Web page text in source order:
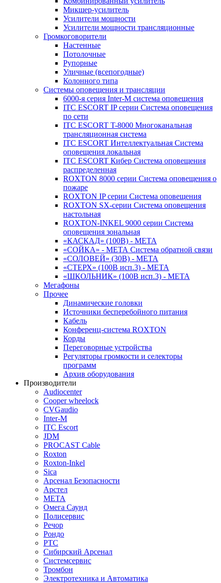
Микшер-усилитель
Усилители мощности
Усилители мощности трансляционные
Громкоговорители
Настенные
Потолочные
Рупорные
Уличные (всепогодные)
Колонного типа
Системы оповещения и трансляции
6000-я серия Inter-M система оповещения
ITC ESCORT IP серии Система оповещения
по сети
ITC ESCORT T-8000 Многоканальная
трансляционная система
ITC ESCORT Интеллектуальная Система
оповещения локальная
ITC ESCORT Кибер Система оповещения
распределенная
ROXTON 8000 серии Система оповещения о
пожаре
ROXTON IP серии Система оповещения
ROXTON SX-серии Система оповещения
настольная
ROXTON-INKEL 9000 серии Система
оповещения зональная
«КАСКАД» (100В) - МЕТА
«СОЙКА» - МЕТА Система обратной связи
«СОЛОВЕЙ» (30В) - МЕТА
«СТЕРХ» (100В исп.3) - МЕТА
«ШКОЛЬНИК» (100В исп.3) - МЕТА
Мегафоны
Прочее
Динамические головки
Источники бесперебойного питания
Кабель
Конференц-система ROXTON
Корды
Переговорные устройства
Регуляторы громкости и селекторы
программ
Архив оборудования
Производители
Audiocenter
Cooper wheelock
CVGaudio
Inter-M
ITC Escort
JDM
PROCAST Cable
Roxton
Roxton-Inkel
Sica
Арсенал Безопасности
Арстел
МЕТА
Омега Саунд
Полисервис
Речор
Рондо
РТС
Сибирский Арсенал
Системсервис
Тромбон
Электротехника и Автоматика